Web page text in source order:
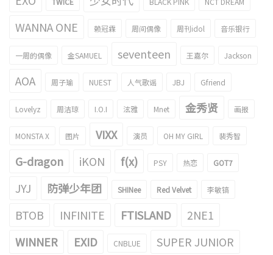
WANNA ONE 赖冠霖 周间偶像 周刊idol 音乐银行
一周的偶像 金SAMUEL seventeen 王嘉尔 Jackson
AOA 周子瑜 NUEST 人气歌谣 JBJ Gfriend
Lovelyz 周洁琼 I.O.I 泫雅 Mnet 金秀贤 画报
MONSTA X 图片 VIXX 演员 OH MY GIRL 裴秀智
G-dragon iKON f(x) PSY 热恋 GOT7
JYJ 防弹少年团 SHINee Red Velvet 李敏镐
BTOB INFINITE FTISLAND
2NE1
WINNER
EXID CNBLUE SUPER JUNIOR